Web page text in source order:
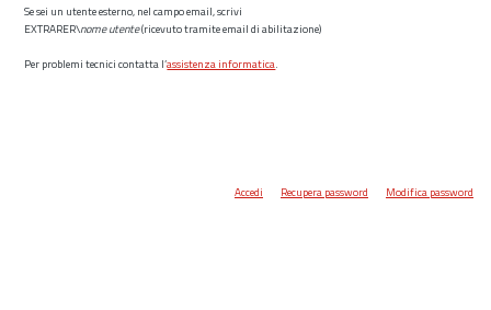
Se sei un utente esterno, nel campo email, scrivi
EXTRARER\nome utente(ricevuto tramite email di abilitazione)
Per problemi tecnici contatta l’assistenza informatica.
Accedi Recupera password Modifica password